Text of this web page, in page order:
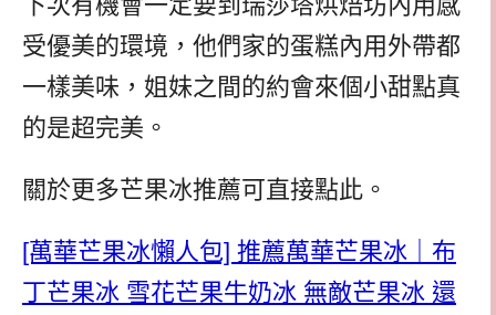
受優美的環境，他們家的蛋糕內用外帶都
一樣美味，姐妹之間的約會來個小甜點真
的是超完美。
關於更多芒果冰推薦可直接點此。
[萬華芒果冰懶人包] 推薦萬華芒果冰｜布
丁芒果冰 雪花芒果牛奶冰 無敵芒果冰 還